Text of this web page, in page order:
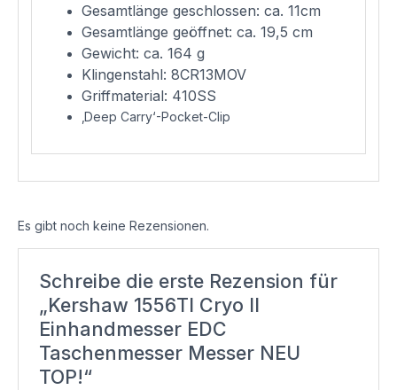
Gesamtlänge geschlossen: ca. 11cm
Gesamtlänge geöffnet: ca. 19,5 cm
Gewicht: ca. 164 g
Klingenstahl: 8CR13MOV
Griffmaterial: 410SS
‚Deep Carry‘-Pocket-Clip
Es gibt noch keine Rezensionen.
Schreibe die erste Rezension für
„Kershaw 1556TI Cryo II
Einhandmesser EDC
Taschenmesser Messer NEU
TOP!“